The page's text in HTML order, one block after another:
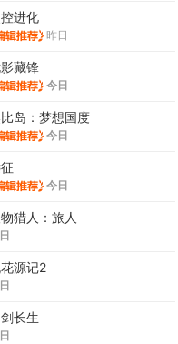
进化
昨日
藏锋
今日
岛：梦想国度
今日
今日
猎人：旅人
源记2
长生